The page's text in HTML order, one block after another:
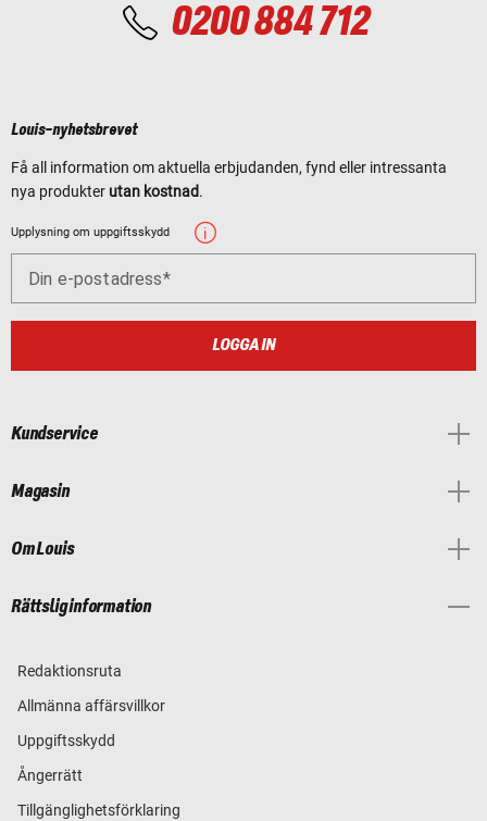
0200 884 712
Louis-nyhetsbrevet
Få all information om aktuella erbjudanden, fynd eller intressanta
nya produkter utan kostnad.
Upplysning om uppgiftsskydd
Din e-postadress
LOGGA IN
Kundservice
Magasin
Om Louis
Rättslig information
Redaktionsruta
Allmänna affärsvillkor
Uppgiftsskydd
Ångerrätt
Tillgänglighetsförklaring